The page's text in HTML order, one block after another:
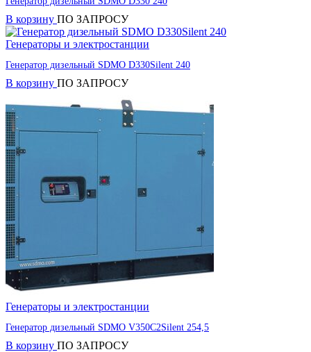
В корзину ПО ЗАПРОСУ
Генераторы и электростанции
Генератор дизельный SDMO D330Silent 240
В корзину ПО ЗАПРОСУ
Генераторы и электростанции
Генератор дизельный SDMO V350C2Silent 254,5
В корзину ПО ЗАПРОСУ